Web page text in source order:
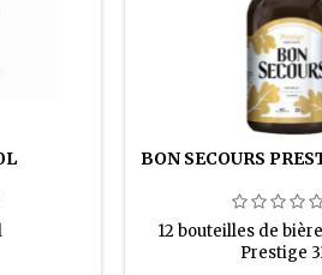
BON SECOURS
12 bouteilles de
Prestige